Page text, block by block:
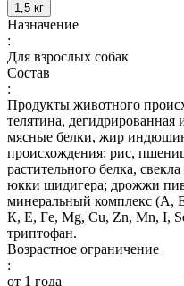
1,5 кг
Назначение
:
Для взрослых собак
Состав
:
Продукты животного
телятина,
мясные белки, жир
происхождения: рис,
растительного белка,
юкки шидигера; дрожжи
минеральный комплекс
К, Е, Fe, Mg, Cu, Zn, Mn, I,
триптофан.
Возрастное ограничение
:
от 1 года